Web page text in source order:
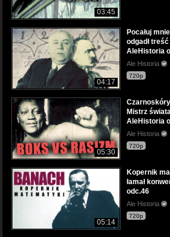
03:45
04:17
Pocałuj
odgadł
AleHistoria
Ale Historia
720p
05:30
Mistrz
AleHistoria
Ale Historia
720p
05:14
Kopernik
łamał
odc.46
Ale Historia
720p